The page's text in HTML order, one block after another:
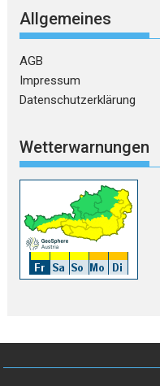
Allgemeines
AGB
Impressum
Datenschutzerklärung
Wetterwarnungen